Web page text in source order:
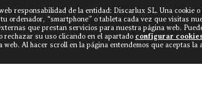
BOVINE WORLD▼ CONTACTO
responsabilidad de la entidad: Discarlux SL. Una cookie o
ordenador, “smartphone” o tableta cada vez que visitas
que prestan servicios para nuestra página web.
rechazar su uso clicando en el apartado configurar
web. Al hacer scroll en la página entendemos que aceptas la